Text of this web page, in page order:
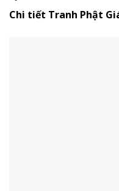
Chi tiết Tranh Phật